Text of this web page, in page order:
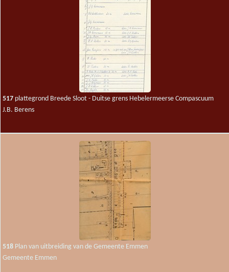
517 plattegrond Breede Sloot - Duitse grens Hebelermeerse Compascuum
J.B. Berens
518 Plan van uitbreiding van de Gemeente Emmen
Gemeente Emmen